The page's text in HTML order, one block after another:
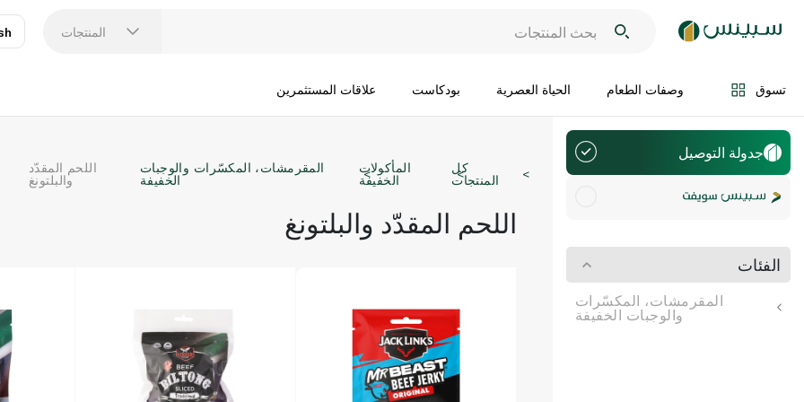
المنتجات
تسوق وصفات الطعام الحياة العصرية بودكاست علاقات المستثمرين
جدولة التوصيل
الفئات
المقرمشات، المكسّرات
والوجبات الخفيفة
كل
المنتجات
المأكولات
الخفيفة
المقرمشات، المكسّرات والوجبات
الخفيفة
اللحم المقدّد
والبلتونغ
اللحم المقدّد والبلتونغ